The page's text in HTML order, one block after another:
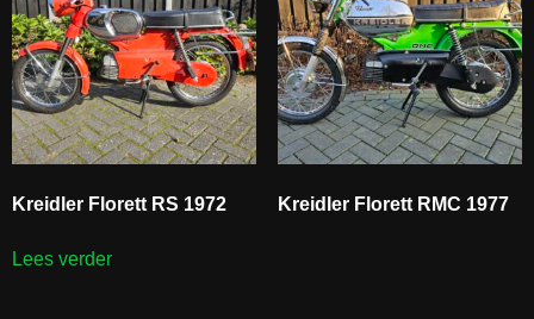
Kreidler Florett RS 1972
Lees verder
Kreidler Florett RMC 1977